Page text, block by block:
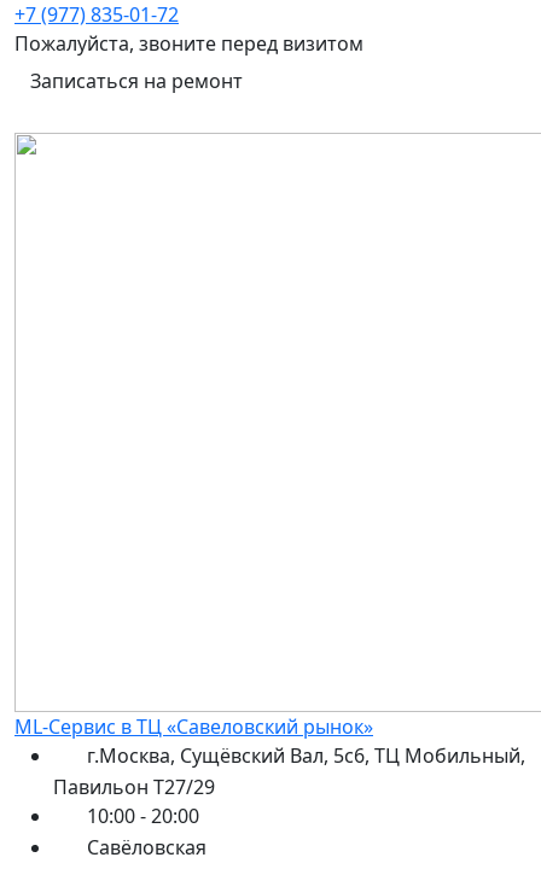
+7 (977) 835-01-72
Пожалуйста, звоните перед визитом
Записаться на ремонт
ML-Сервис в ТЦ «Савеловский рынок»
г.Москва, Сущёвский Вал, 5с6, ТЦ Мобильный,
Павильон Т27/29
10:00 - 20:00
Савёловская